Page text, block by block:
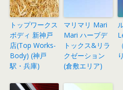
トップワークス
ボディ 新神戸
店(Top Works-
Body) (神戸
駅・兵庫)
マリマリ Mari
Mari ハーブデ
トックス&リラ
クゼーション
(倉敷エリア)